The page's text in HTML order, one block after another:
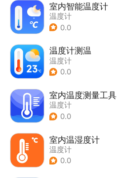
室内智能温度计
温度计
0.0
温度计测温
温度计
0.0
室内温度测量工具
温度计
0.0
室内温湿度计
温度计
0.0